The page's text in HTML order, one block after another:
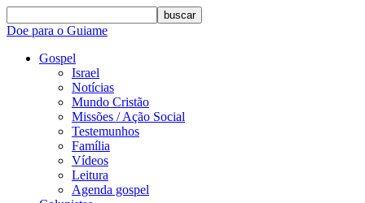
buscar
Doe para o Guiame
Gospel
Israel
Notícias
Mundo Cristão
Missões / Ação Social
Testemunhos
Família
Vídeos
Leitura
Agenda gospel